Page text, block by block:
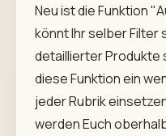
Neu ist die Funktion
könnt Ihr selber Filter
detaillierter
diese Funktion ein
jeder Rubrik
werden Euch